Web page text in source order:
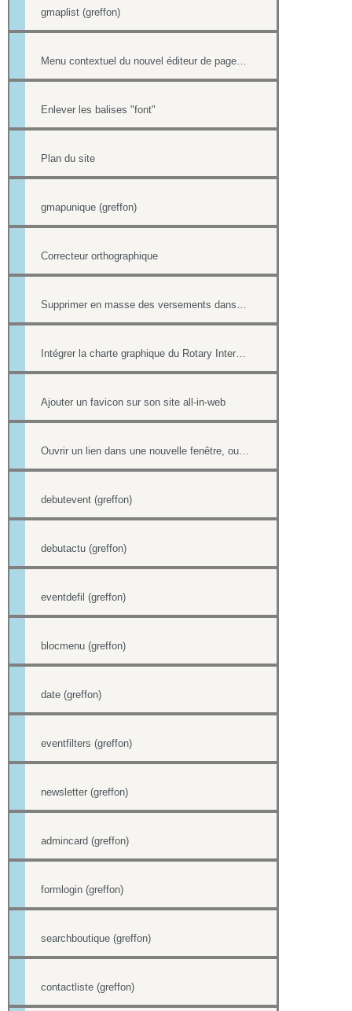
gmaplist (greffon)
Menu contextuel du nouvel éditeur de page html
Enlever les balises "font"
Plan du site
gmapunique (greffon)
Correcteur orthographique
Supprimer en masse des versements dans la Trésorerie
Intégrer la charte graphique du Rotary International dans un site all-in-web
Ajouter un favicon sur son site all-in-web
Ouvrir un lien dans une nouvelle fenêtre, ouvrir dans un nouvel onglet
debutevent (greffon)
debutactu (greffon)
eventdefil (greffon)
blocmenu (greffon)
date (greffon)
eventfilters (greffon)
newsletter (greffon)
admincard (greffon)
formlogin (greffon)
searchboutique (greffon)
contactliste (greffon)